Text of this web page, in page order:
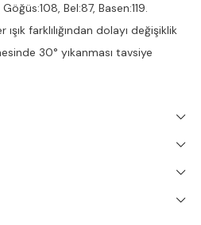
Bel:87, Basen:119.
farklılığından dolayı değişiklik
30° yıkanması tavsiye